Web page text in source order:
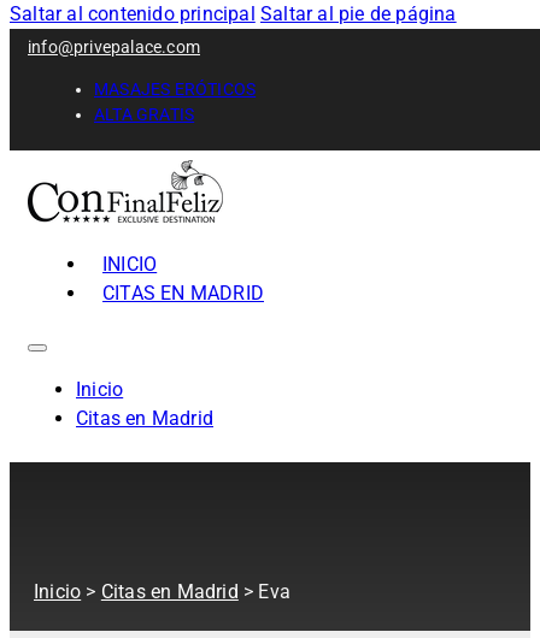
Saltar al contenido principal Saltar al pie de página
info@privepalace.com
MASAJES ERÓTICOS
ALTA GRATIS
INICIO
CITAS EN MADRID
Inicio
Citas en Madrid
Inicio > Citas en Madrid > Eva